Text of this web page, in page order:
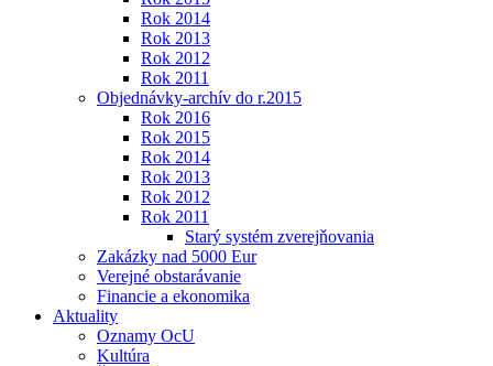
Rok 2014
Rok 2013
Rok 2012
Rok 2011
Objednávky-archív do r.2015
Rok 2016
Rok 2015
Rok 2014
Rok 2013
Rok 2012
Rok 2011
Starý systém zverejňovania
Zakázky nad 5000 Eur
Verejné obstarávanie
Financie a ekonomika
Aktuality
Oznamy OcU
Kultúra